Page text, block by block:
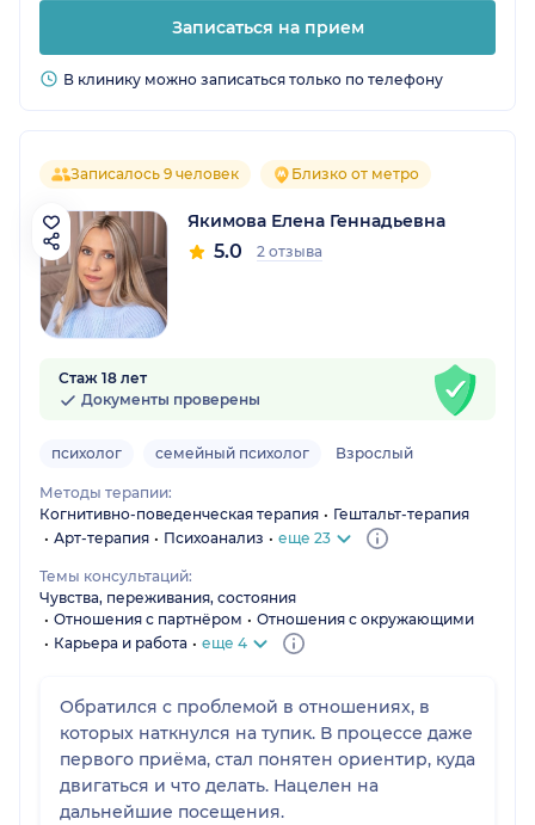
Записаться на прием
В клинику можно записаться только по телефону
Записалось 9 человек Близко от метро
Якимова Елена Геннадьевна
5.0 2 отзыва
Стаж 18 лет
Документы проверены
психолог семейный психолог Взрослый
Методы терапии:
Когнитивно-поведенческая терапия
Гештальт-терапия
Арт-терапия
Психоанализ еще 23
Темы консультаций:
Чувства, переживания, состояния
Отношения с партнёром
Отношения с окружающими
Карьера и работа
еще 4
Обратился с проблемой в отношениях, в
которых наткнулся на тупик. В процессе даже
первого приёма, стал понятен ориентир, куда
двигаться и что делать. Нацелен на
дальнейшие посещения.